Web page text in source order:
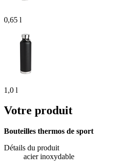
0,65 l
1,0 l
Votre produit
Bouteilles thermos de sport
Détails du produit
acier inoxydable